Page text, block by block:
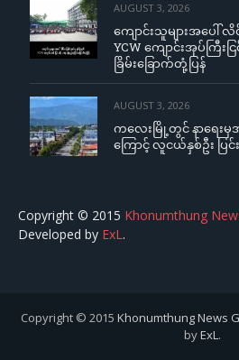
AUGUST 3, 2026
ကျောင်းသူများအပေ
YCW ကျောင်းအုပ်ကြီး
ခြိမ်းခြောက်တုံ့ပြန်
AUGUST 3, 2026
ကလေးမြို့တွင် နာရေး
ကြောင့် လူငယ်နှစ်ဦး ပြ
Copyright © 2015 Khonumthung
Developed by ExL .
Copyright © 2015 Khonumthung News
byExL.